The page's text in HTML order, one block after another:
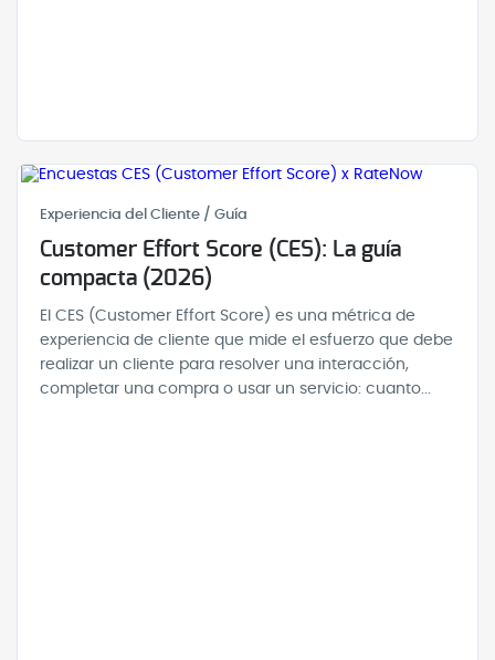
Experiencia del Cliente / Guía
Customer Effort Score (CES): La guía
compacta (2026)
El CES (Customer Effort Score) es una métrica de
experiencia de cliente que mide el esfuerzo que debe
realizar un cliente para resolver una interacción,
completar una compra o usar un servicio: cuanto...